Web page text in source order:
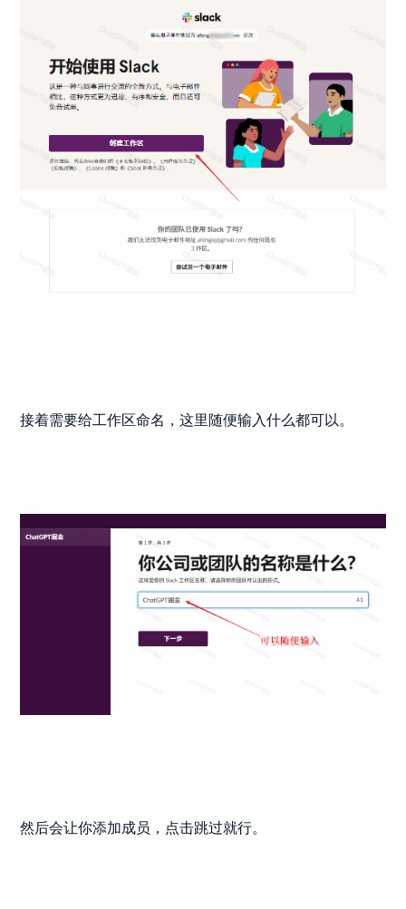
接着需要给工作区命名，这里随便输入什么都可以。
然后会让你添加成员，点击跳过就行。